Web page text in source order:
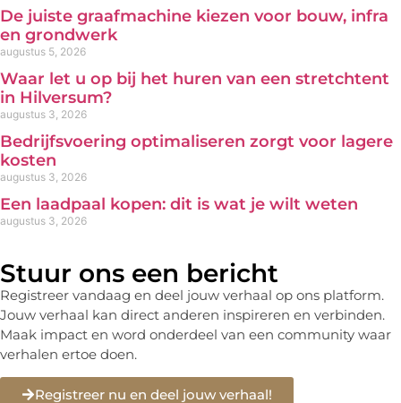
De juiste graafmachine kiezen voor bouw, infra
en grondwerk
augustus 5, 2026
Waar let u op bij het huren van een stretchtent
in Hilversum?
augustus 3, 2026
Bedrijfsvoering optimaliseren zorgt voor lagere
kosten
augustus 3, 2026
Een laadpaal kopen: dit is wat je wilt weten
augustus 3, 2026
Stuur ons een bericht
Registreer vandaag en deel jouw verhaal op ons platform.
Jouw verhaal kan direct anderen inspireren en verbinden.
Maak impact en word onderdeel van een community waar
verhalen ertoe doen.
Registreer nu en deel jouw verhaal!